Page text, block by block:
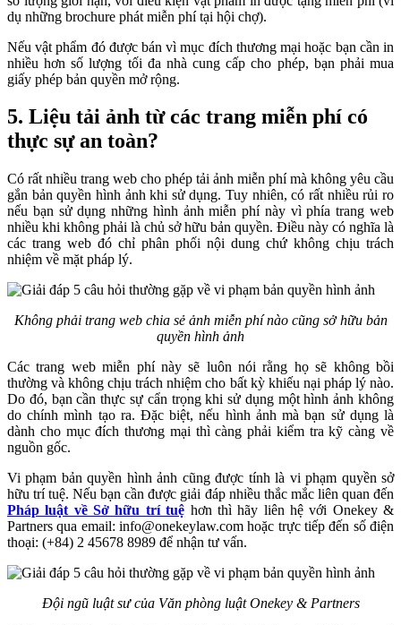
dụ những brochure phát miễn phí tại hội chợ).
Nếu vật phẩm đó được bán vì mục đích thương mại hoặc bạn cần in
nhiều hơn số lượng tối đa nhà cung cấp cho phép, bạn phải mua
giấy phép bản quyền mở rộng.
5. Liệu tải ảnh từ các trang miễn phí có
thực sự an toàn?
Có rất nhiều trang web cho phép tải ảnh miễn phí mà không yêu cầu
gắn bản quyền hình ảnh khi sử dụng. Tuy nhiên, có rất nhiều rủi ro
nếu bạn sử dụng những hình ảnh miễn phí này vì phía trang web
nhiều khi không phải là chủ sở hữu bản quyền. Điều này có nghĩa là
các trang web đó chỉ phân phối nội dung chứ không chịu trách
nhiệm về mặt pháp lý.
Không phải trang web chia sẻ ảnh miễn phí nào cũng sở hữu bản
quyền hình ảnh
Các trang web miễn phí này sẽ luôn nói rằng họ sẽ không bồi
thường và không chịu trách nhiệm cho bất kỳ khiếu nại pháp lý nào.
Do đó, bạn cần thực sự cẩn trọng khi sử dụng một hình ảnh không
do chính mình tạo ra. Đặc biệt, nếu hình ảnh mà bạn sử dụng là
dành cho mục đích thương mại thì càng phải kiểm tra kỹ càng về
nguồn gốc.
Vi phạm bản quyền hình ảnh cũng được tính là vi phạm quyền sở
hữu trí tuệ. Nếu bạn cần được giải đáp nhiều thắc mắc liên quan đến
Pháp luật về Sở hữu trí tuệ hơn thì hãy liên hệ với Onekey &
Partners qua email: info@onekeylaw.com hoặc trực tiếp đến số điện
thoại: (+84) 2 45678 8989 để nhận tư vấn.
Đội ngũ luật sư của Văn phòng luật Onekey & Partners